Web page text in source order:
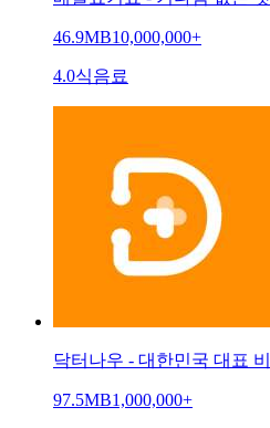
46.9MB10,000,000+
4.0식음료
닥터나우 - 대한민국 대표
97.5MB1,000,000+